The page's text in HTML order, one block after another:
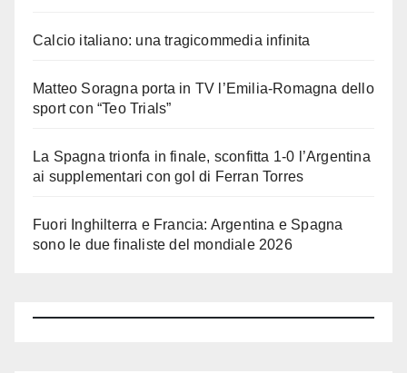
Calcio italiano: una tragicommedia infinita
Matteo Soragna porta in TV l’Emilia-Romagna dello
sport con “Teo Trials”
La Spagna trionfa in finale, sconfitta 1-0 l’Argentina
ai supplementari con gol di Ferran Torres
Fuori Inghilterra e Francia: Argentina e Spagna
sono le due finaliste del mondiale 2026